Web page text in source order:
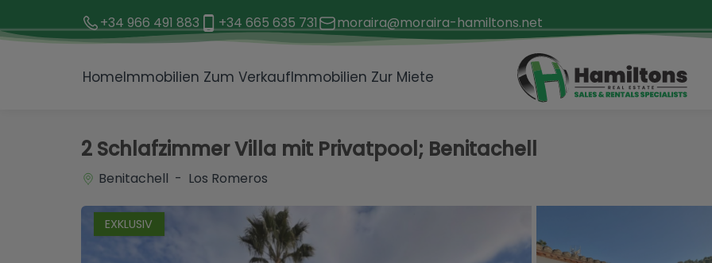
+34 966 491 883 +34 665 635 731 moraira@moraira-hamiltons.net
HomeImmobilien Zum VerkaufImmobilien Zur Miete
2 Schlafzimmer Villa mit Privatpool; Benitachell
Benitachell - Los Romeros
EXKLUSIV
1 / 20